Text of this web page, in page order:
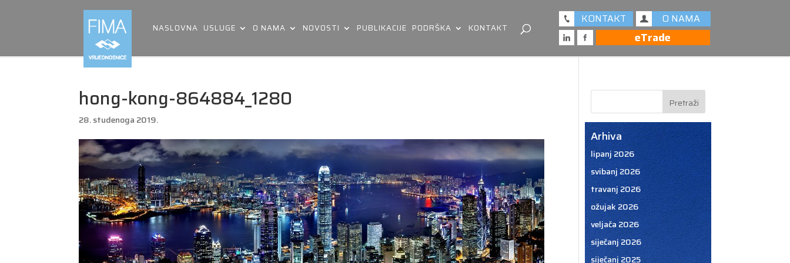
NASLOVNA USLUGE O NAMA NOVOSTI PUBLIKACIJE PODRŠKA KONTAKT
KONTAKT O NAMA
eTrade
hong-kong-864884_1280
28. studenoga 2019.
Arhiva
lipanj 2026
svibanj 2026
travanj 2026
ožujak 2026
veljača 2026
siječanj 2026
siječanj 2025